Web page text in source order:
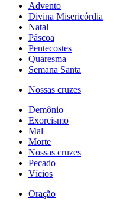
Advento
Divina Misericórdia
Natal
Páscoa
Pentecostes
Quaresma
Semana Santa
Nossas cruzes
Demônio
Exorcismo
Mal
Morte
Nossas cruzes
Pecado
Vícios
Oração